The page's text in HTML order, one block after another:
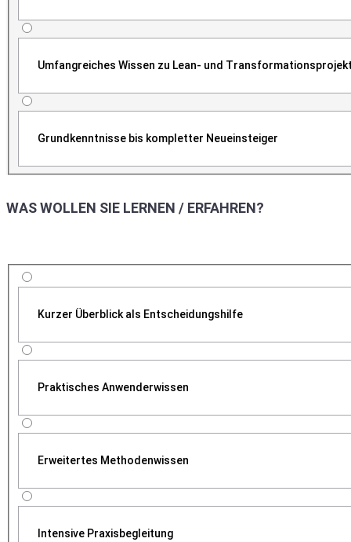
Umfangreiches Wissen zu Lean- und
Grundkenntnisse bis kompletter Neueinsteiger
WAS WOLLEN SIE LERNEN / ERFAHREN?
Kurzer Überblick als Entscheidungshilfe
Praktisches Anwenderwissen
Erweitertes Methodenwissen
Intensive Praxisbegleitung